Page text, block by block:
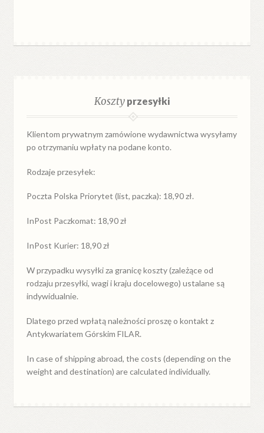
Kosztyprzesyłki
Klientom prywatnym zamówione wydawnictwa wysyłamy
po otrzymaniu wpłaty na podane konto.
Rodzaje przesyłek:
Poczta Polska Priorytet (list, paczka): 18,90 zł.
InPost Paczkomat: 18,90 zł
InPost Kurier: 18,90 zł
W przypadkuwysyłkiza granicękoszty (zależące od
rodzaju przesyłki, wagi i kraju docelowego) ustalane są
indywidualnie.
Dlatego przed wpłatą należności proszę o kontakt z
Antykwariatem Górskim FILAR.
In case of shipping abroad, the costs (depending on the
weight and destination) are calculated individually.